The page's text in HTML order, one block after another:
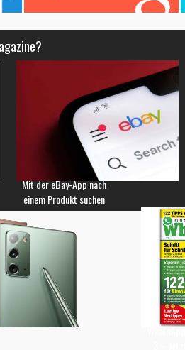
Mit der eBay-App nach
einem Produkt suchen